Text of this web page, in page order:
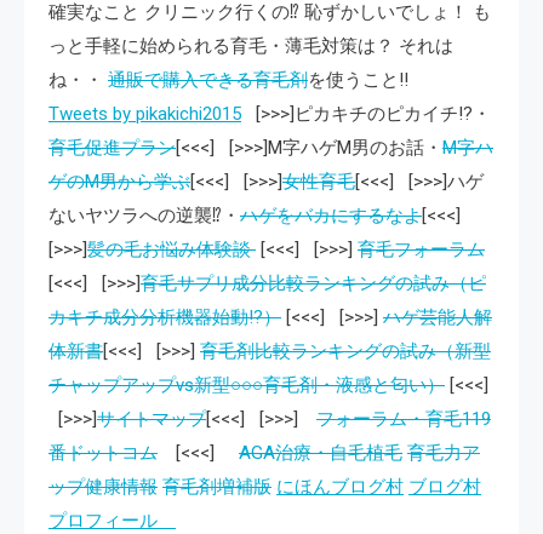
確実なこと クリニック行くの⁉ 恥ずかしいでしょ！ も
っと手軽に始められる育毛・薄毛対策は？ それは
ね・・ 通販で購入できる育毛剤を使うこと!!
Tweets by pikakichi2015
[>>>]ピカキチのピカイチ!?・
育毛促進プラン[<<<] [>>>]M字ハゲM男のお話・ M字ハ
ゲのM男から学ぶ[<<<] [>>>]女性育毛[<<<] [>>>]ハゲ
ないヤツラへの逆襲⁉・ ハゲをバカにするなよ[<<<]
[>>>]髪の毛お悩み体験談 [<<<] [>>>] 育毛フォーラム
[<<<] [>>>]育毛サプリ成分比較ランキングの試み（ピ
カキチ成分分析機器始動!?） [<<<] [>>>] ハゲ芸能人解
体新書[<<<] [>>>] 育毛剤比較ランキングの試み（新型
チャップアップvs新型○○○育毛剤・液感と匂い） [<<<]
[>>>]サイトマップ[<<<] [>>>] フォーラム・育毛119
番ドットコム [<<<] AGA治療・自毛植毛 育毛力ア
ップ健康情報 育毛剤増補版 にほんブログ村 ブログ村
プロフィール